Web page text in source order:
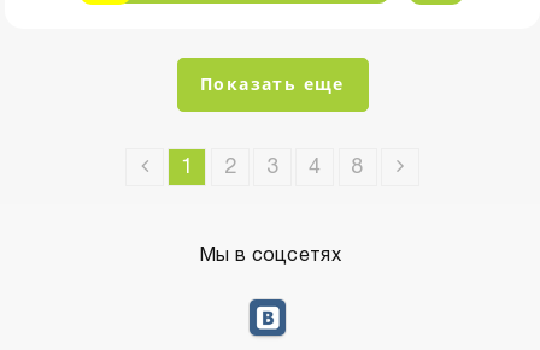
Показать еще
1 2 3 4 8
Мы в соцсетях